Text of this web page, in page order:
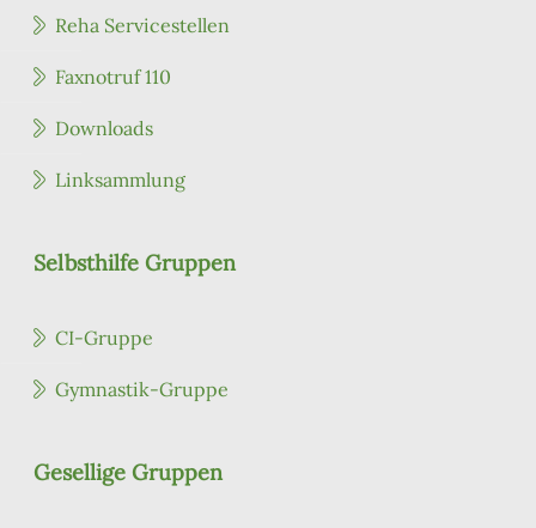
Reha Servicestellen
Faxnotruf 110
Downloads
Linksammlung
Selbsthilfe Gruppen
CI-Gruppe
Gymnastik-Gruppe
Gesellige Gruppen